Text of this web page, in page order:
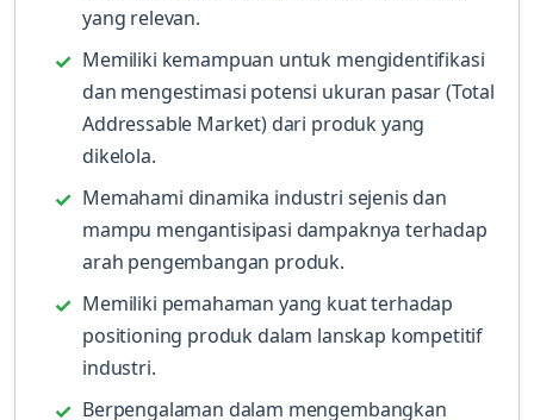
yang relevan.
Memiliki kemampuan untuk mengidentifikasi
dan mengestimasi potensi ukuran pasar (Total
Addressable Market) dari produk yang
dikelola.
Memahami dinamika industri sejenis dan
mampu mengantisipasi dampaknya terhadap
arah pengembangan produk.
Memiliki pemahaman yang kuat terhadap
positioning produk dalam lanskap kompetitif
industri.
Berpengalaman dalam mengembangkan